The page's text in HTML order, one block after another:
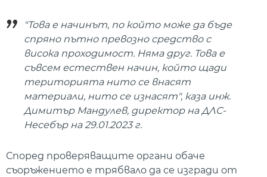
"Това е начинът, по който може да бъде
спряно пътно превозно средство с
висока проходимост. Няма друг. Това е
съвсем естествен начин, който щади
територията нито се внасят
материали, нито се изнасят", каза инж.
Димитър Мандулев, директор на ДЛС-
Несебър на 29.01.2023 г.
Според проверяващите органи обаче
съоръжението е трябвало да се изгради от